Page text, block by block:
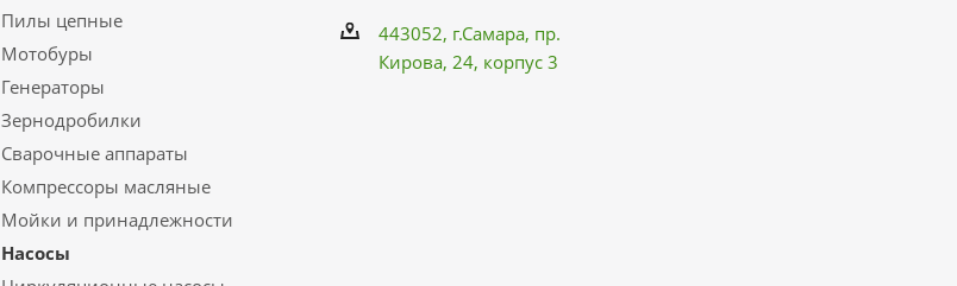
Пилы цепные
Мотобуры
Генераторы
Зернодробилки
Сварочные аппараты
Компрессоры масляные
Мойки и принадлежности
Насосы
443052, г.Самара, пр.
Кирова, 24, корпус 3